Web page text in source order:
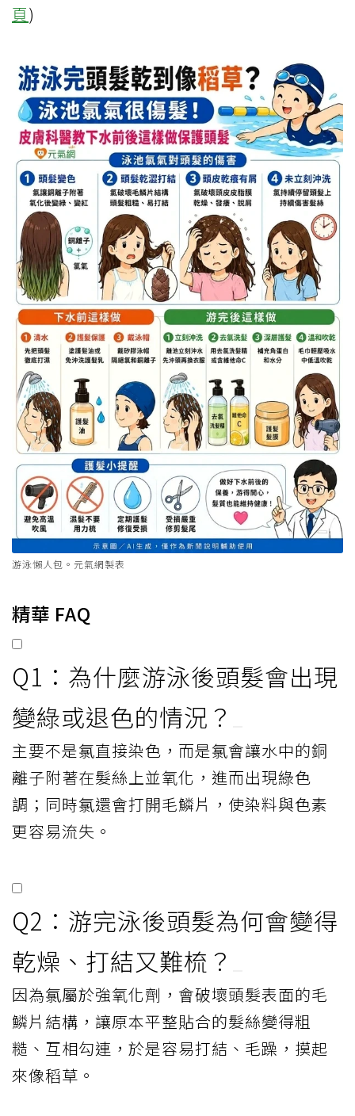
頁)
游泳懶人包。元氣網製表
精華 FAQ
Q1：為什麼游泳後頭髮會出現
變綠或退色的情況？
主要不是氯直接染色，而是氯會讓水中的銅
離子附著在髮絲上並氧化，進而出現綠色
調；同時氯還會打開毛鱗片，使染料與色素
更容易流失。
Q2：游完泳後頭髮為何會變得
乾燥、打結又難梳？
因為氯屬於強氧化劑，會破壞頭髮表面的毛
鱗片結構，讓原本平整貼合的髮絲變得粗
糙、互相勾連，於是容易打結、毛躁，摸起
來像稻草。